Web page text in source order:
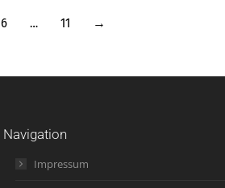
6 … 11 →
Navigation
Impressum